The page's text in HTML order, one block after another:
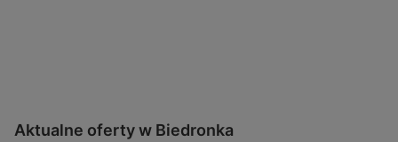
Aktualne oferty w Biedronka